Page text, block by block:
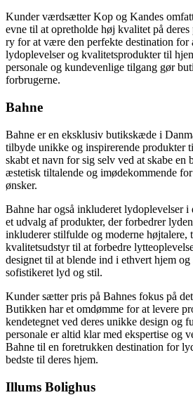
Kunder værdsætter Kop og Kandes
evne til at opretholde høj kvalitet på
ry for at være den perfekte destination for
lydoplevelser og kvalitetsprodukter til
personale og kundevenlige tilgang gør
forbrugerne.
Bahne
Bahne er en eksklusiv butikskæde i
tilbyde unikke og inspirerende produkter
skabt et navn for sig selv ved at skabe en
æstetisk tiltalende og imødekommende
ønsker.
Bahne har også inkluderet lydoplevelser
et udvalg af produkter, der forbedrer
inkluderer stilfulde og moderne højtalere,
kvalitetsudstyr til at forbedre
designet til at blende ind i ethvert hjem
sofistikeret lyd og stil.
Kunder sætter pris på Bahnes fokus på
Butikken har et omdømme for at levere
kendetegnet ved deres unikke design og
personale er altid klar med ekspertise og
Bahne til en foretrukken destination for
bedste til deres hjem.
Illums Bolighus